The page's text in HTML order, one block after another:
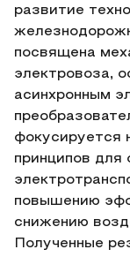
развитие
посвящена
электровоза,
асинхронным
фокусируется
принципов для
повышению
снижению
Полученные